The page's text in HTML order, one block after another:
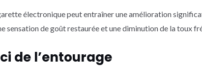
électronique peut entraîner une amélioration
sensation de goût restaurée et une diminution de la toux
de l’entourage